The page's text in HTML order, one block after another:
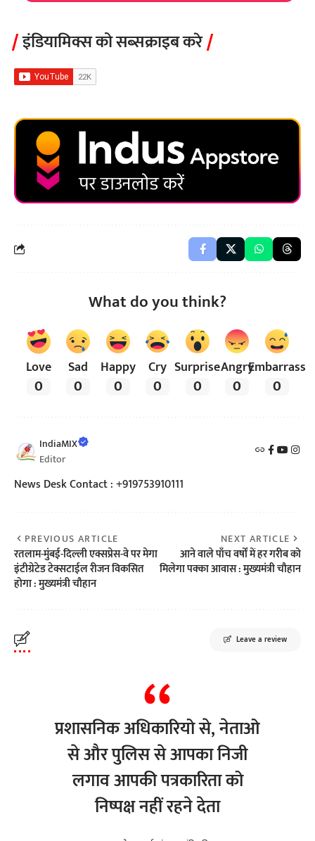
इंडियामिक्स को सब्सक्राइब करे
What do you think?
Love
0
Sad
0
Happy
0
Cry
0
Surprise
0
Angry
0
Embarrass
0
IndiaMIX
Editor
News Desk Contact : +919753910111
PREVIOUS ARTICLE
रतलाम-मुंबई-दिल्ली एक्सप्रेस-वे पर मेगा
इंटीग्रेटेड टेक्सटाईल रीजन विकसित
होगा : मुख्यमंत्री चौहान
NEXT ARTICLE
आने वाले पाँच वर्षों में हर गरीब को
मिलेगा पक्का आवास : मुख्यमंत्री चौहान
Leave a review
प्रशासनिक अधिकारियो से, नेताओ
से और पुलिस से आपका निजी
लगाव आपकी पत्रकारिता को
निष्पक्ष नहीं रहने देता